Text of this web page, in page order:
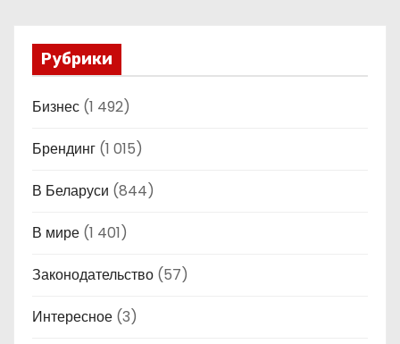
Рубрики
Бизнес (1 492)
Брендинг (1 015)
В Беларуси (844)
В мире (1 401)
Законодательство (57)
Интересное (3)